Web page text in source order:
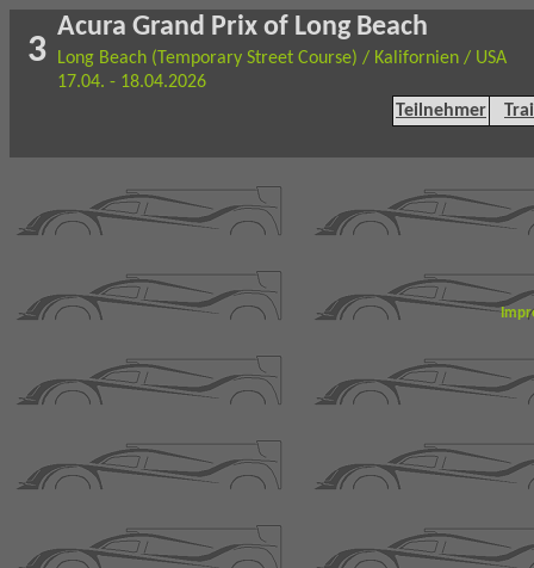
3
Acura Grand Prix of Long Beach
Long Beach (Temporary Street Course) / Kalifornien / USA
17.04. - 18.04.2026
Teilnehmer